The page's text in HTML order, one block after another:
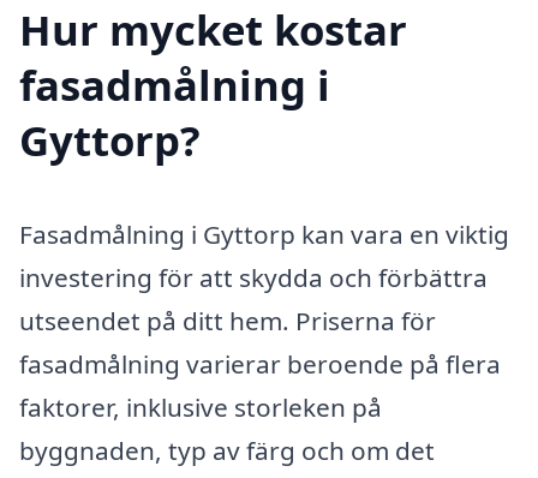
Hur mycket kostar
fasadmålning i
Gyttorp?
Fasadmålning i Gyttorp kan vara en viktig
investering för att skydda och förbättra
utseendet på ditt hem. Priserna för
fasadmålning varierar beroende på flera
faktorer, inklusive storleken på
byggnaden, typ av färg och om det